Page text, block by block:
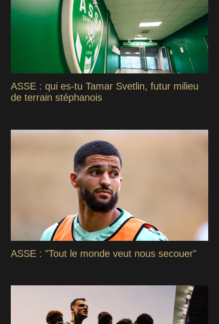
ASSE : qui es-tu Tamar Svetlin, futur milieu
de terrain stéphanois
ASSE : "Tout le monde veut nous secouer"